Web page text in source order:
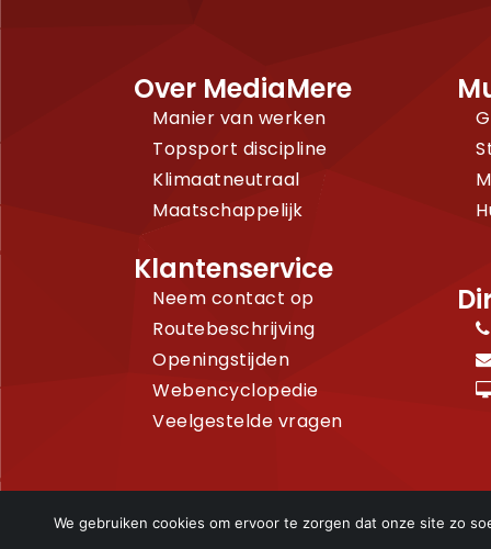
Over MediaMere
Manier van werken
Topsport discipline
Klimaatneutraal
Maatschappelijk
Klantenservice
Neem contact op
Routebeschrijving
Openingstijden
Webencyclopedie
Veelgestelde vragen
We gebruiken cookies om ervoor te zorgen dat onze site zo